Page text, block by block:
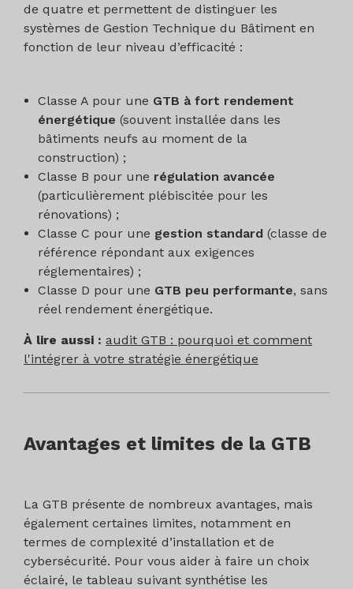
de quatre et permettent de distinguer les
systèmes de Gestion Technique du Bâtiment en
fonction de leur niveau d’efficacité :
Classe A pour une GTB à fort rendement
énergétique (souvent installée dans les
bâtiments neufs au moment de la
construction) ;
Classe B pour une régulation avancée
(particulièrement plébiscitée pour les
rénovations) ;
Classe C pour une gestion standard (classe de
référence répondant aux exigences
réglementaires) ;
Classe D pour une GTB peu performante, sans
réel rendement énergétique.
À lire aussi : audit GTB : pourquoi et comment
l'intégrer à votre stratégie énergétique
Avantages et limites de la GTB
La GTB présente de nombreux avantages, mais
également certaines limites, notamment en
termes de complexité d’installation et de
cybersécurité. Pour vous aider à faire un choix
éclairé, le tableau suivant synthétise les